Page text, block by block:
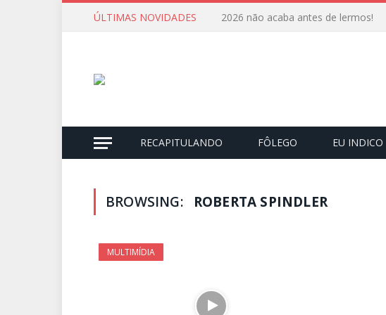
ÚLTIMAS NOVIDADES 2026 não acaba antes de lermos!
RECAPITULANDO FÔLEGO EU INDICO
BROWSING: ROBERTA SPINDLER
MULTIMÍDIA